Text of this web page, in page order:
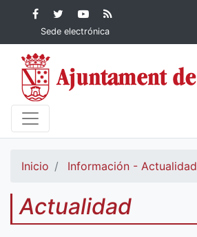
Contenido principalFacebook
Ayuntamiento de
Dénia
Ayuntamiento
de Dénia
YouTube
Ayuntamiento
de Dénia
Ayuntamiento
Sede electrónica
Inicio Información - Actualidad
Actualidad